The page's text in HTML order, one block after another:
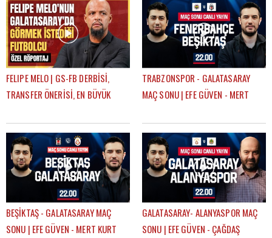
FELIPE MELO | GS-FB DERBİSİ,
TRANSFER ÖNERİSİ, EN BÜYÜK
TRABZONSPOR - GALATASARAY
MAÇ SONU | EFE GÜVEN - MERT
BEŞİKTAŞ - GALATASARAY MAÇ
SONU | EFE GÜVEN - MERT KURT
GALATASARAY- ALANYASPOR MAÇ
SONU | EFE GÜVEN - ÇAĞDAŞ